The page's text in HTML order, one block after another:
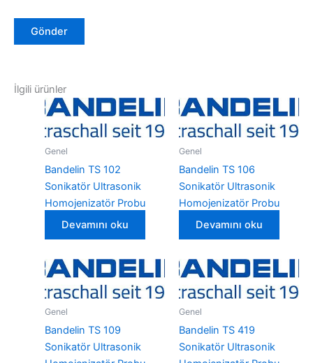
İlgili ürünler
Genel
Bandelin TS 102
Sonikatör Ultrasonik
Homojenizatör Probu
Devamını oku
Genel
Bandelin TS 106
Sonikatör Ultrasonik
Homojenizatör Probu
Devamını oku
Genel
Bandelin TS 109
Sonikatör Ultrasonik
Genel
Bandelin TS 419
Sonikatör Ultrasonik